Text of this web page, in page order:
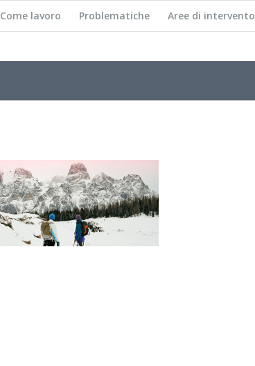
Come lavoro Problematiche Aree di intervento